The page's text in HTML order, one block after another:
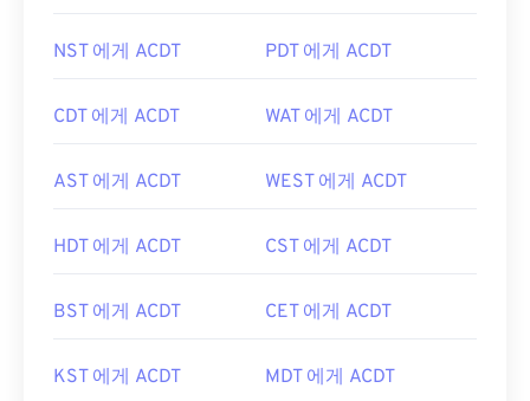
NST 에게 ACDT PDT 에게 ACDT
CDT 에게 ACDT WAT 에게 ACDT
AST 에게 ACDT WEST 에게 ACDT
HDT 에게 ACDT CST 에게 ACDT
BST 에게 ACDT CET 에게 ACDT
KST 에게 ACDT MDT 에게 ACDT